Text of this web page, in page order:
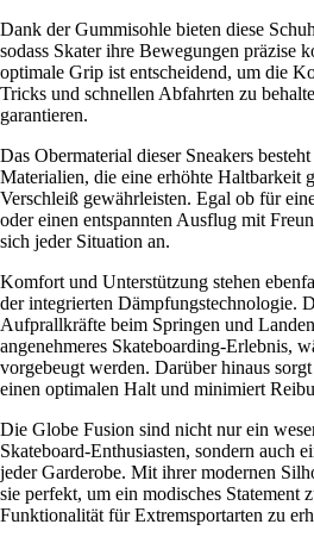
Dank der Gummisohle bieten diese
sodass Skater ihre Bewegungen präzise
optimale Grip ist entscheidend, um die
Tricks und schnellen Abfahrten zu
garantieren.
Das Obermaterial dieser Sneakers
Materialien, die eine erhöhte Haltbarkeit
Verschleiß gewährleisten. Egal ob für
oder einen entspannten Ausflug mit
sich jeder Situation an.
Komfort und Unterstützung stehen
der integrierten Dämpfungstechnologie.
Aufprallkräfte beim Springen und
angenehmeres Skateboarding-Erlebnis,
vorgebeugt werden. Darüber hinaus
einen optimalen Halt und minimiert
Die Globe Fusion sind nicht nur ein
Skateboard-Enthusiasten, sondern auch
jeder Garderobe. Mit ihrer modernen
sie perfekt, um ein modisches Statement
Funktionalität für Extremsportarten zu